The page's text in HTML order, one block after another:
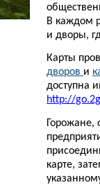
В каждом
и дворы,
Карты
дворов и
доступна
http://
карте,